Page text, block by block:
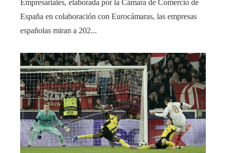
Empresariales, elaborada por la Cámara de Comercio de
España en colaboración con Eurocámaras, las empresas
españolas miran a 202...